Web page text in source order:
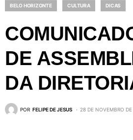
BELO HORIZONTE CULTURA DICAS
DE
DA
POR FELIPE DE JESUS 28 DE NOVEMBRO